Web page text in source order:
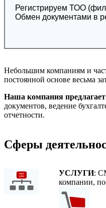
Регистрируем ТОО
Обмен документами в
Небольшим компаниям и
постоянной основе весьма
Наша компания предлагает
документов, ведение
отчетности.
Сферы
УСЛУГИ:
компании,